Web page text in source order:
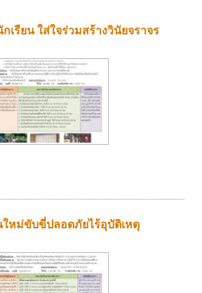
เรียน ใส่ใจร่วมสร้างวินัยจราจร
ใหม่ขับขี่ปลอดภัยไร้อุบัติเหตุ